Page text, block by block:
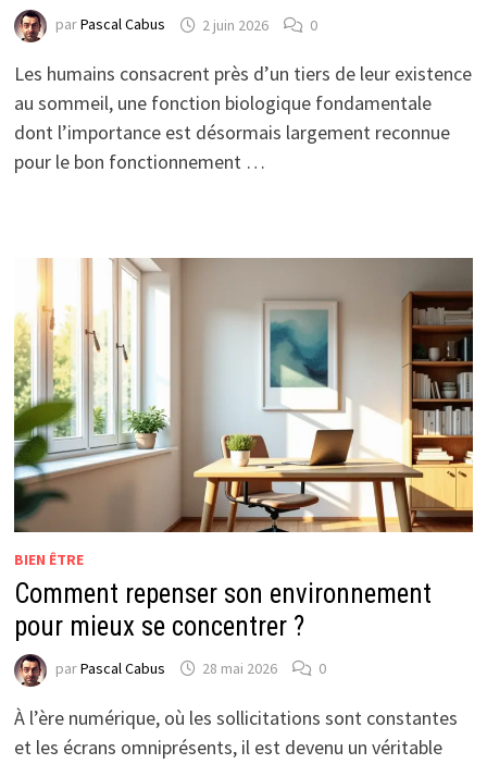
parPascal Cabus 2 juin 2026 0
Les humains consacrent près d’un tiers de leur existence
au sommeil, une fonction biologique fondamentale
dont l’importance est désormais largement reconnue
pour le bon fonctionnement …
BIEN ÊTRE
Comment repenser son environnement
pour mieux se concentrer ?
parPascal Cabus 28 mai 2026 0
À l’ère numérique, où les sollicitations sont constantes
et les écrans omniprésents, il est devenu un véritable